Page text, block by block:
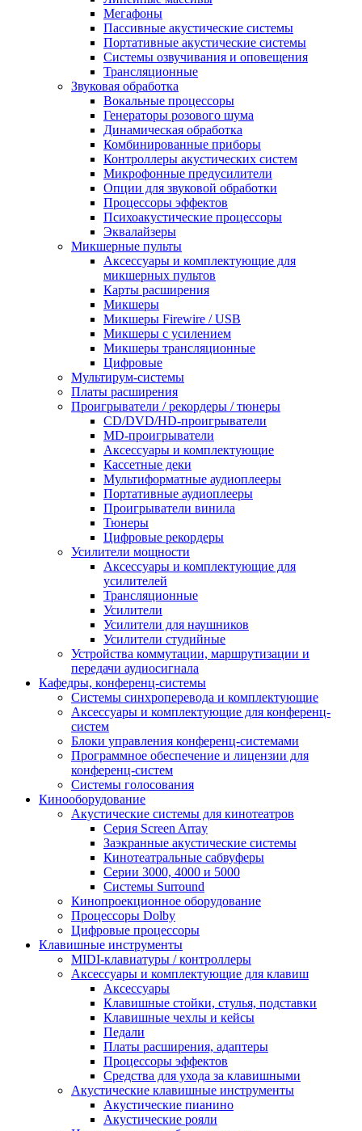
Мегафоны
Пассивные акустические системы
Портативные акустические системы
Системы озвучивания и оповещения
Трансляционные
Звуковая обработка
Вокальные процессоры
Генераторы розового шума
Динамическая обработка
Комбинированные приборы
Контроллеры акустических систем
Микрофонные предусилители
Опции для звуковой обработки
Процессоры эффектов
Психоакустические процессоры
Эквалайзеры
Микшерные пульты
Аксессуары и комплектующие для
микшерных пультов
Карты расширения
Микшеры
Микшеры Firewire / USB
Микшеры с усилением
Микшеры трансляционные
Цифровые
Мультирум-системы
Платы расширения
Проигрыватели / рекордеры / тюнеры
CD/DVD/HD-проигрыватели
MD-проигрыватели
Аксессуары и комплектующие
Кассетные деки
Мультиформатные аудиоплееры
Портативные аудиоплееры
Проигрыватели винила
Тюнеры
Цифровые рекордеры
Усилители мощности
Аксессуары и комплектующие для
усилителей
Трансляционные
Усилители
Усилители для наушников
Усилители студийные
Устройства коммутации, маршрутизации и
передачи аудиосигнала
Кафедры, конференц-системы
Cистемы синхроперевода и комплектующие
Аксессуары и комплектующие для конференц-
систем
Блоки управления конференц-системами
Программное обеспечение и лицензии для
конференц-систем
Системы голосования
Кинооборудование
Акустические системы для кинотеатров
Cерия Screen Array
Заэкранные акустические системы
Кинотеатральные сабвуферы
Серии 3000, 4000 и 5000
Системы Surround
Кинопроекционное оборудование
Процессоры Dolby
Цифровые процессоры
Клавишные инструменты
MIDI-клавиатуры / контроллеры
Аксессуары и комплектующие для клавиш
Аксессуары
Клавишные стойки, стулья, подставки
Клавишные чехлы и кейсы
Педали
Платы расширения, адаптеры
Процессоры эффектов
Средства для ухода за клавишными
Акустические клавишные инструменты
Акустические пианино
Акустические рояли